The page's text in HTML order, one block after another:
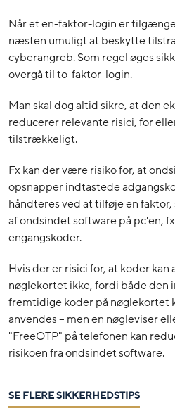
Når et en-faktor-login er
næsten umuligt at beskytte
cyberangreb. Som regel øges
overgå til to-faktor-login.
Man skal dog altid sikre, at den
reducerer relevante risici, for
tilstrækkeligt.
Fx kan der være risiko for, at
opsnapper indtastede
håndteres ved at tilføje en
af ondsindet software på pc'en,
engangskoder.
Hvis der er risici for, at koder kan
nøglekortet ikke, fordi både den
fremtidige koder på nøglekortet
anvendes – men en nøgleviser
"FreeOTP" på telefonen kan
risikoen fra ondsindet software.
SE FLERE SIKKERHEDSTIPS